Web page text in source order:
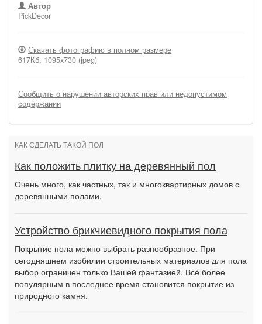
Автор
PickDecor
Скачать фотографию в полном размере
617Кб, 1095x730 (jpeg)
Сообщить о нарушении авторских прав или недопустимом
содержании
КАК СДЕЛАТЬ ТАКОЙ ПОЛ
Как положить плитку на деревянный пол
Очень много, как частных, так и многоквартирных домов с
деревянными полами.
Устройство брикчиевидного покрытия пола
Покрытие пола можно выбрать разнообразное. При
сегодняшнем изобилии строительных материалов для пола
выбор ограничен только Вашей фантазией. Всё более
популярным в последнее время становится покрытие из
природного камня.